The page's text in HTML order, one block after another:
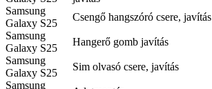
Samsung
Galaxy S25
Csengő hangszóró csere, javítás
Samsung
Galaxy S25
Hangerő gomb javítás
Samsung
Galaxy S25
Sim olvasó csere, javítás
Samsung